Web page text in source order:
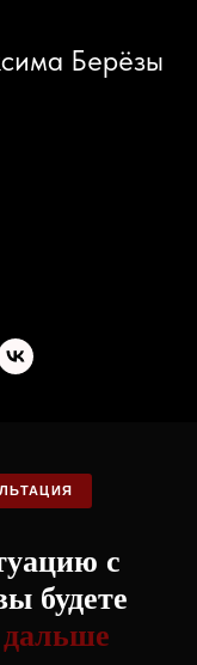
Берёзы
с
будете